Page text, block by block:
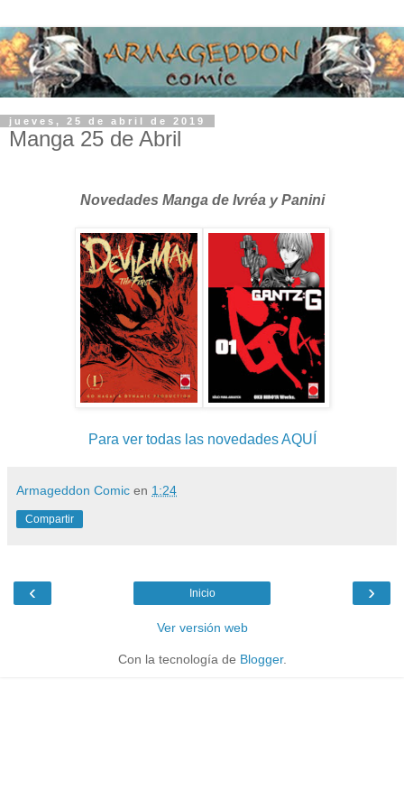
jueves, 25 de abril de 2019
Manga 25 de Abril
Novedades Manga de Ivréa y Panini
Para ver todas las novedades AQUÍ
Armageddon Comic en 1:24
Compartir
‹ ›
Inicio
Ver versión web
Con la tecnología de Blogger.